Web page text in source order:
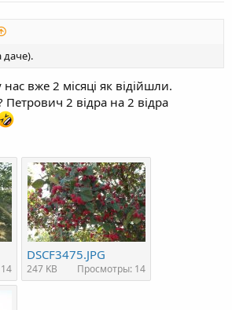
даче).
вже 2 місяці як відійшли.
Петрович 2 відра на 2 відра
DSCF3475.JPG
247 KB Просмотры: 14